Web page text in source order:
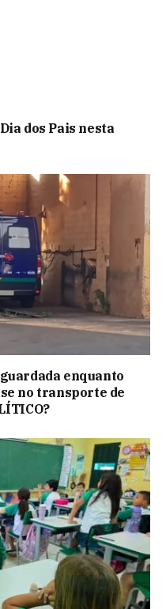
dos Pais nesta
enquanto
no transporte de